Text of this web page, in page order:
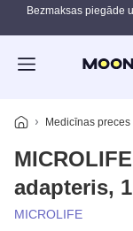
Pāriet uz
Bezmaksas piegāde
Medicīnas preces
adapteris,
MICROLIFE